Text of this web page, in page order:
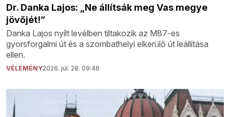
Dr. Danka Lajos: „Ne állítsák meg Vas megye
jövőjét!”
Danka Lajos nyílt levélben tiltakozik az M87-es
gyorsforgalmi út és a szombathelyi elkerülő út leállítása
ellen.
VÉLEMÉNY2026. júl. 28. 09:46